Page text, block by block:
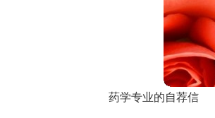
药学专业的自荐信